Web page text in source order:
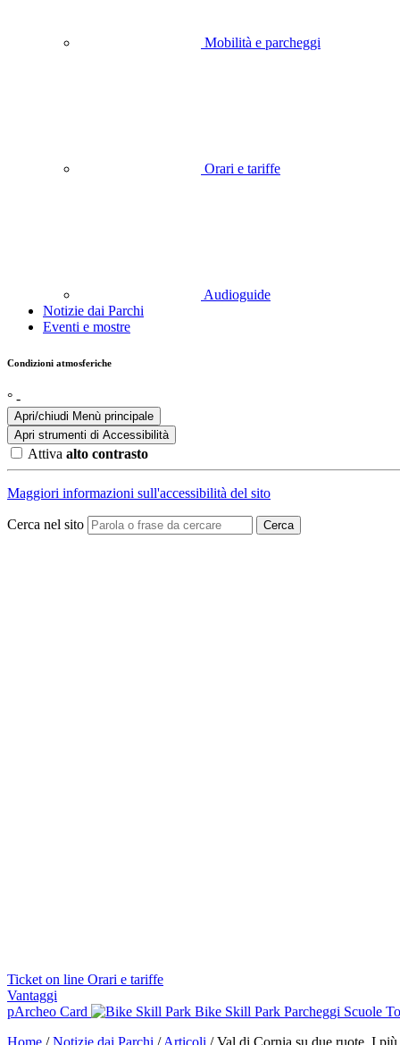
Mobilità e parcheggi
Orari e tariffe
Audioguide
Notizie dai Parchi
Eventi e mostre
Condizioni atmosferiche
° -
Apri/chiudi Menù principale
Apri strumenti di Accessibilità
Attiva alto contrasto
Maggiori informazioni sull'accessibilità del sito
Cerca nel sito Cerca
Ticket on line Orari e tariffe
Vantaggi
pArcheo Card
Bike Skill Park Parcheggi Scuole
Home /Notizie dai Parchi / Articoli /Val di Cornia su due ruote. I